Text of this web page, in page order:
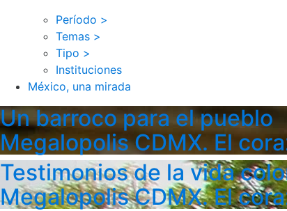
Período >
Temas >
Tipo >
Instituciones
México, una mirada
Un barroco para el pueblo
Megalopolis CDMX. El
Testimonios de la vida
Megalopolis CDMX. El